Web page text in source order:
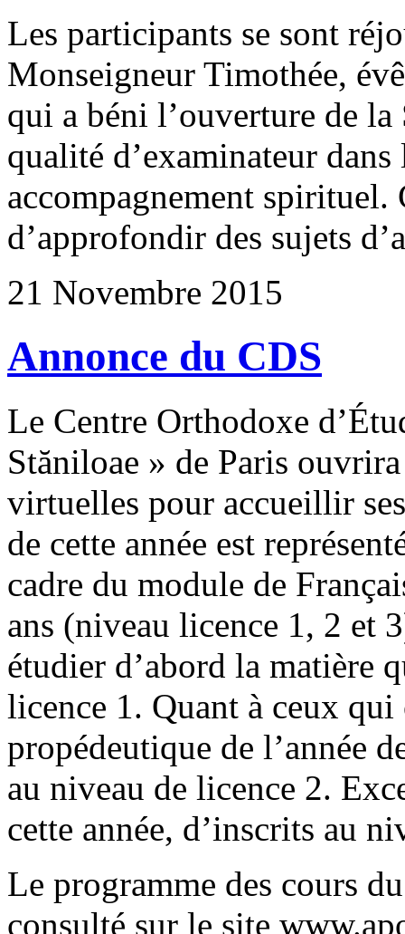
Les participants se sont
Monseigneur Timothée,
qui a béni l’ouverture de
qualité d’examinateur
accompagnement spirituel.
d’approfondir des sujets
21 Novembre 2015
Annonce du CDS
Le Centre Orthodoxe
Stăniloae » de Paris
virtuelles pour accueillir
de cette année est
cadre du module de
ans (niveau licence 1, 2 et
étudier d’abord la matière
licence 1. Quant à ceux
propédeutique de l’année
au niveau de licence 2.
cette année, d’inscrits au
Le programme des cours
consulté sur le site